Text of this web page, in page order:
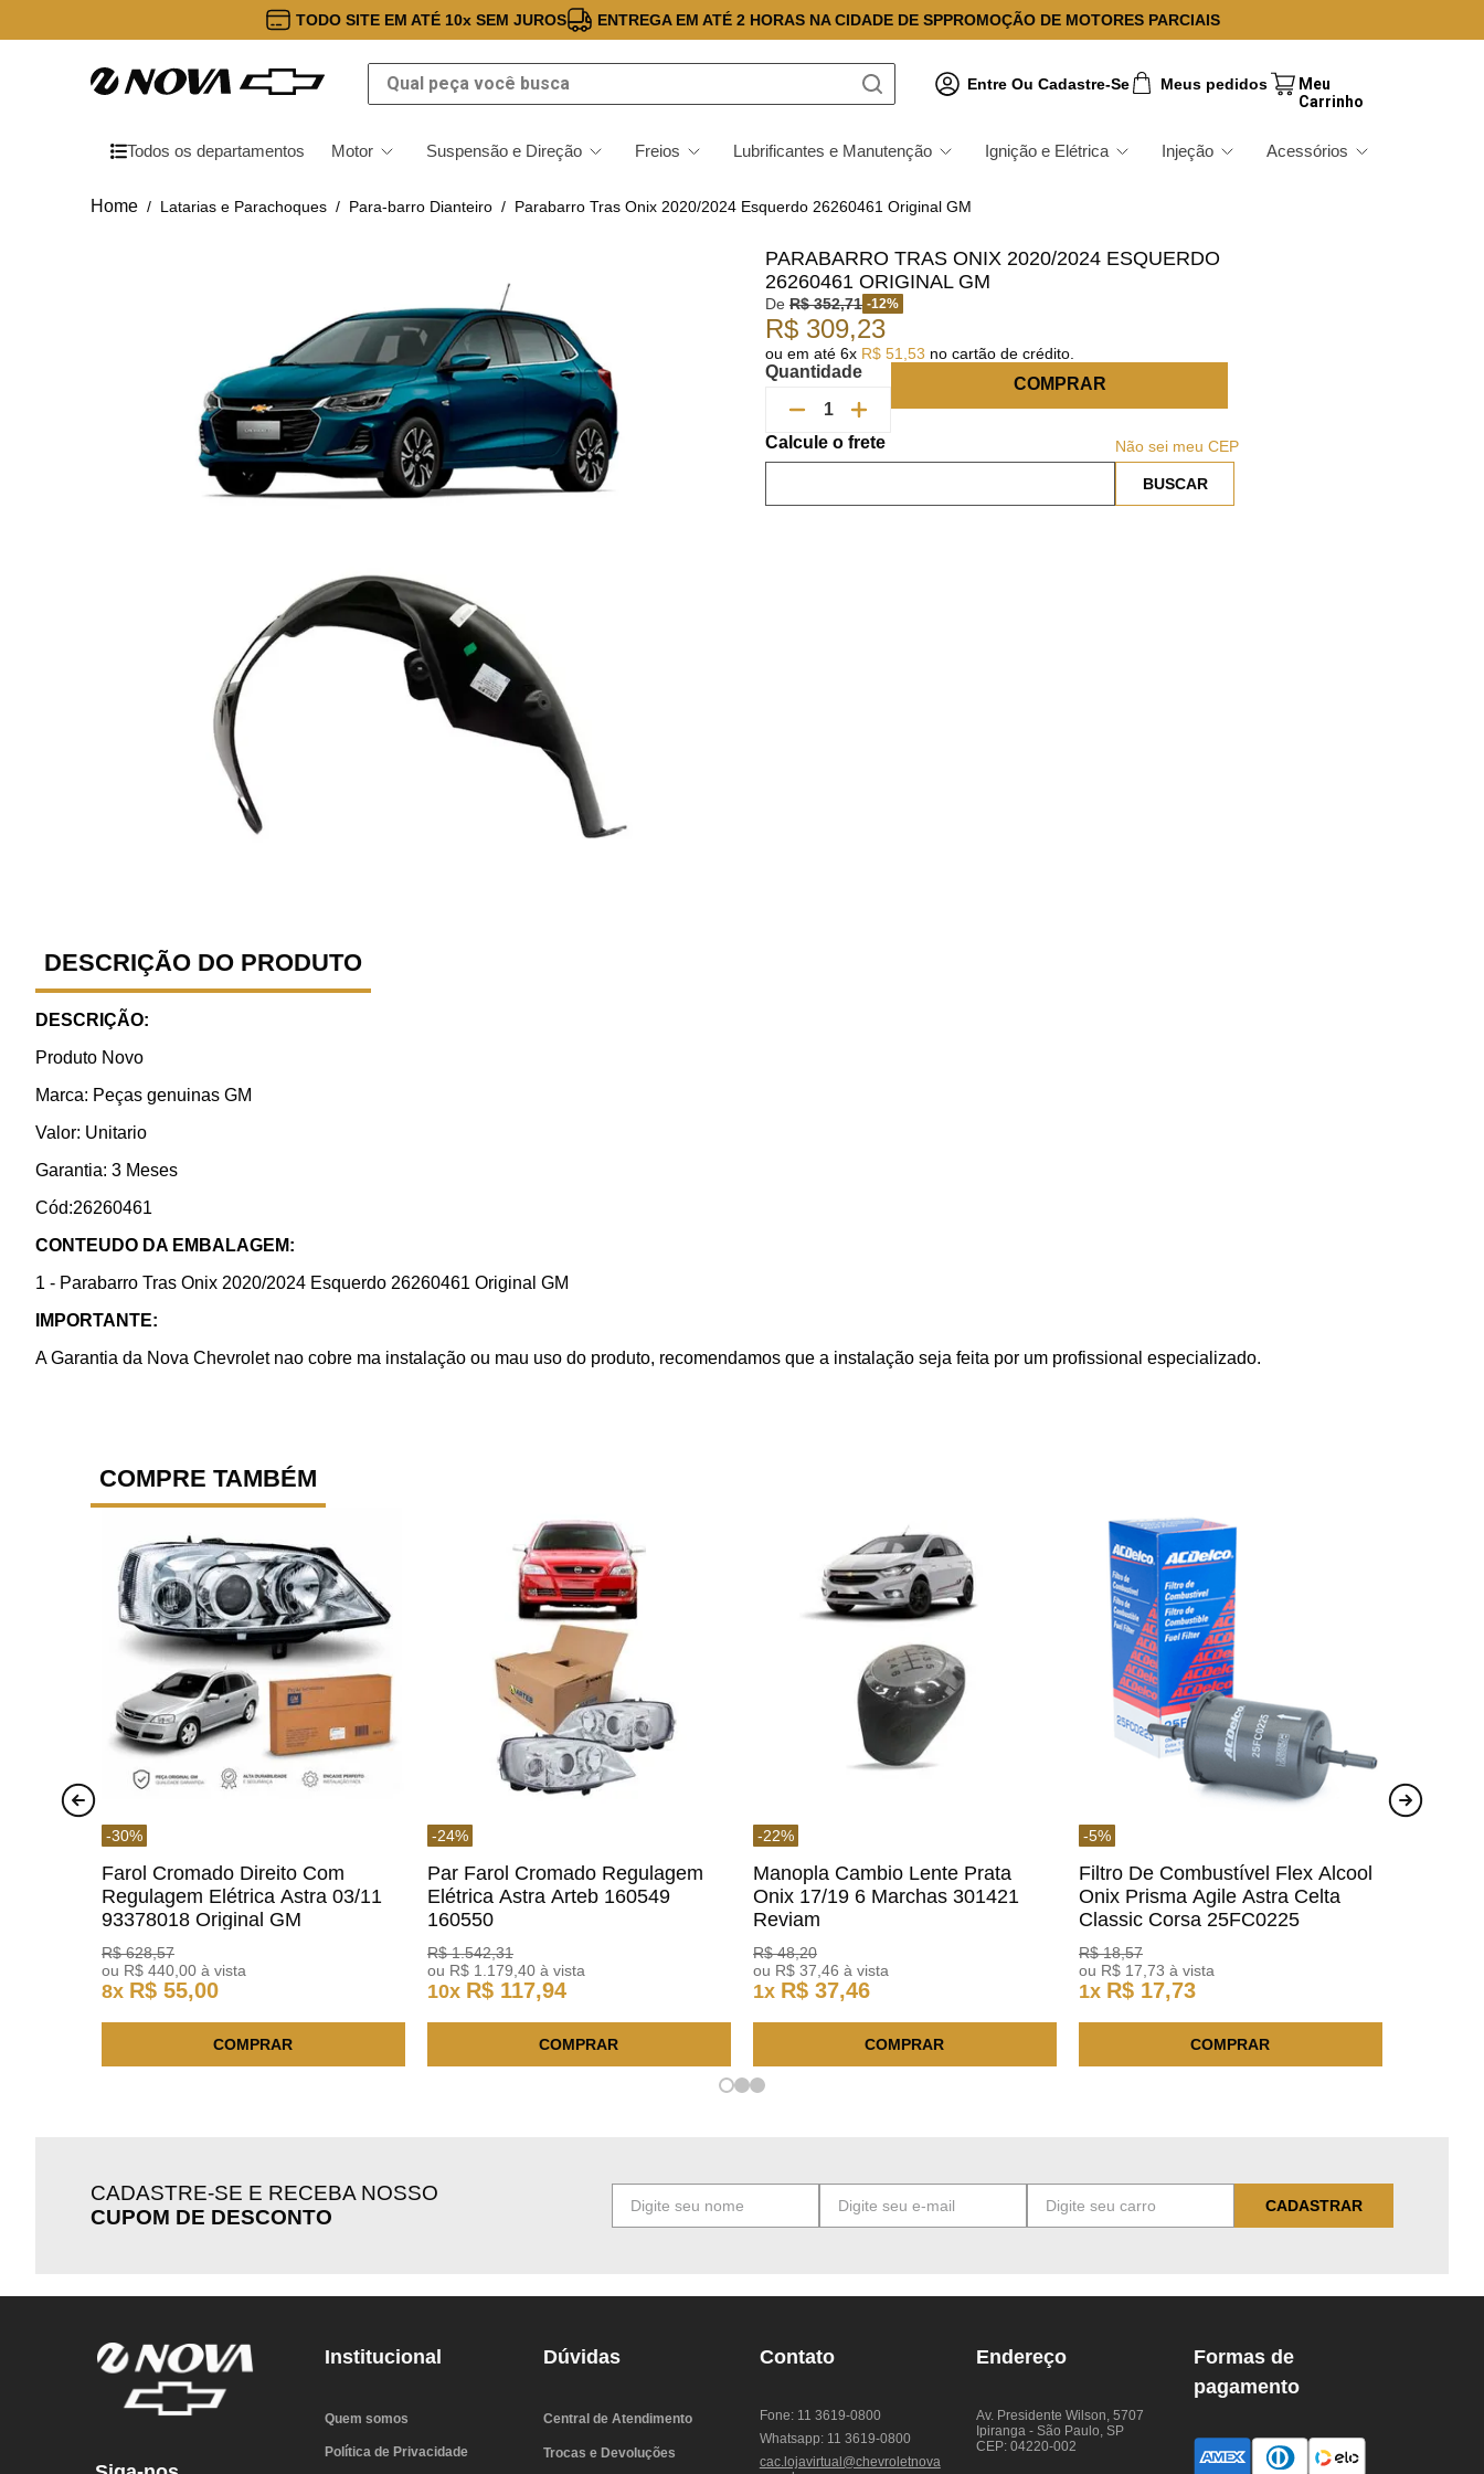
TODO SITE EM ATÉ 10x SEM JUROS ENTREGA EM ATÉ 2 HORAS NA CIDADE DE SPPROMOÇÃO DE MOTORES PARCIAIS
Qual peça você busca
Entre Ou Cadastre-Se Meus pedidos
Todos os departamentos Motor Suspensão e Direção Freios Lubrificantes e Manutenção Ignição e Elétrica Injeção Acessórios
Latarias e Parachoques Para-barro Dianteiro Parabarro Tras Onix 2020/2024 Esquerdo 26260461 Original GM
PARABARRO TRAS ONIX 2020/2024 ESQUERDO
26260461 ORIGINAL GM
De R$ 352,71 -12%
R$ 309,23
ou em até 6x R$ 51 53 no cartão de crédito.
Quantidade
COMPRAR
Não sei meu CEP
DESCRIÇÃO DO PRODUTO
DESCRIÇÃO:
Produto Novo
Marca: Peças genuinas GM
Valor: Unitario
Garantia: 3 Meses
Cód:26260461
CONTEUDO DA EMBALAGEM:
1 - Parabarro Tras Onix 2020/2024 Esquerdo 26260461 Original GM
IMPORTANTE:
A Garantia da Nova Chevrolet nao cobre ma instalação ou mau uso do produto, recomendamos que a instalação seja feita por um profissional especializado.
COMPRE TAMBÉM
-30%
Farol Cromado Direito Com
Regulagem Elétrica Astra 03/11
93378018 Original GM
R$ 628,57
ou R$ 440 ,00 à vista
8x R$ 55,00
COMPRAR
-24%
Par Farol Cromado Regulagem
Elétrica Astra Arteb 160549
160550
R$ 1.542,31
ou R$ 1 179 ,40 à vista
10x R$ 117,94
COMPRAR
-22%
Manopla Cambio Lente Prata
Onix 17/19 6 Marchas 301421
Reviam
R$ 48,20
ou R$ 37 ,46 à vista
1x R$ 37,46
COMPRAR
-5%
Filtro De Combustível Flex Alcool
Onix Prisma Agile Astra Celta
Classic Corsa 25FC0225
ACDelco
R$ 18,57
ou R$ 17 ,73 à vista
1x R$ 17,73
COMPRAR
CADASTRE-SE E RECEBA NOSSO
CUPOM DE DESCONTO
CADASTRAR
Institucional
Quem somos
Política de Privacidade
Dúvidas
Central de Atendimento
Trocas e Devoluções
Contato
Fone: 11 3619-0800
Whatsapp: 11 3619-0800
cac.lojavirtual@chevroletnova
Endereço
Av. Presidente Wilson, 5707
Ipiranga - São Paulo, SP
CEP: 04220-002
Formas de
pagamento